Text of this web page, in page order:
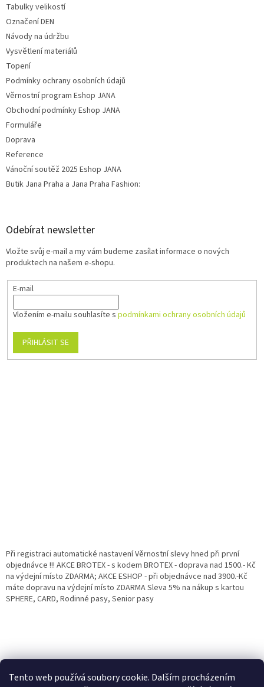
Tento web používá soubory cookie. Dalším procházením
Tabulky velikostí
Označení DEN
Návody na údržbu
Vysvětlení materiálů
Topení
Podmínky ochrany osobních údajů
Věrnostní program Eshop JANA
Obchodní podmínky Eshop JANA
Formuláře
Doprava
Reference
Vánoční soutěž 2025 Eshop JANA
Butik Jana Praha a Jana Praha Fashion:
Odebírat newsletter
Vložte svůj e-mail a my vám budeme zasílat informace o nových
produktech na našem e-shopu.
E-mail
Vložením e-mailu souhlasíte s podmínkami ochrany osobních údajů
PŘIHLÁSIT SE
Při registraci automatické nastavení Věrnostní slevy hned při první
objednávce !!! AKCE BROTEX - s kodem BROTEX - doprava nad 1500.- Kč
na výdejní místo ZDARMA; AKCE ESHOP - při objednávce nad 3900.-Kč
máte dopravu na výdejní místo ZDARMA Sleva 5% na nákup s kartou
SPHERE, CARD, Rodinné pasy, Senior pasy